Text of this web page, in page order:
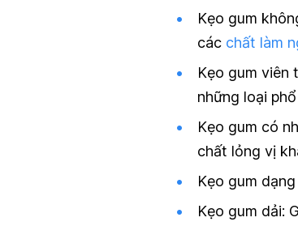
Kẹo gum
các chất làm
Kẹo gum viên
những loại
Kẹo gum có
chất lỏng vị
Kẹo gum
Kẹo gum dải: